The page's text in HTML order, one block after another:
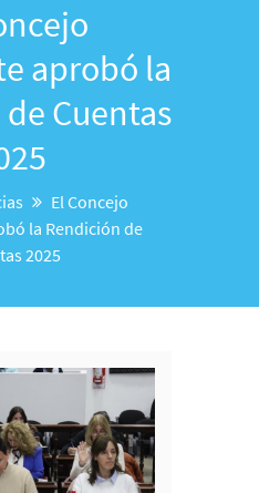
aprobó la
Cuentas
El Concejo
la Rendición de
2025